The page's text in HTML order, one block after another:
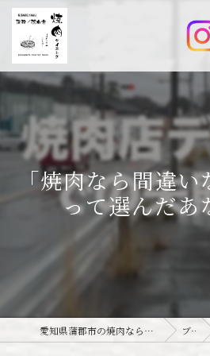
「焼肉なら間違
って選んだあ
愛知県蒲郡市の焼肉なら焼肉ダイニング joie-ジョワ- ブログ